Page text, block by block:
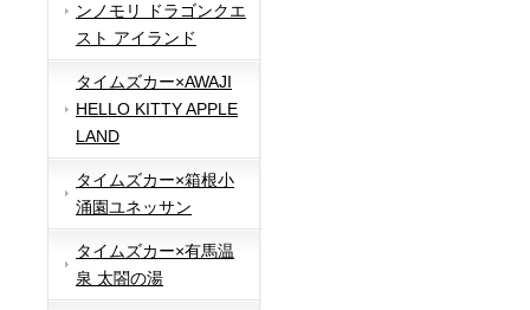
ンノモリ ドラゴンクエ
スト アイランド
タイムズカー×AWAJI
HELLO KITTY APPLE
LAND
タイムズカー×箱根小
涌園ユネッサン
タイムズカー×有馬温
泉 太閤の湯